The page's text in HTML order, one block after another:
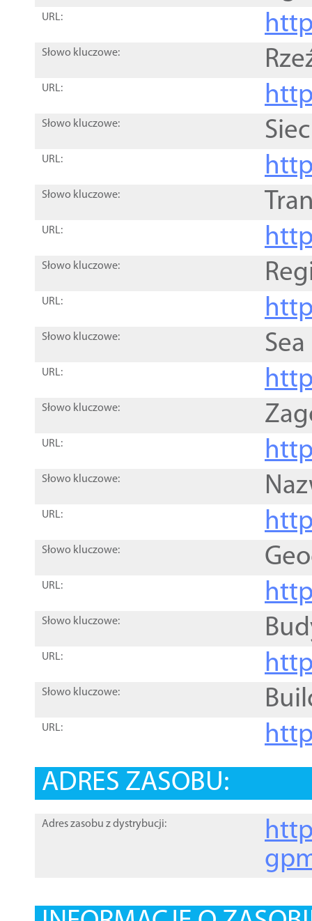
URL:
Słowo kluczowe:
URL:
Słowo kluczowe:
URL:
Słowo kluczowe:
URL:
Słowo kluczowe:
URL:
Słowo kluczowe:
URL:
Słowo kluczowe:
URL:
Słowo kluczowe:
URL:
Słowo kluczowe:
URL:
Słowo kluczowe:
URL:
Słowo kluczowe:
URL:
ADRES ZASOBU:
Adres zasobu z dystrybucji: